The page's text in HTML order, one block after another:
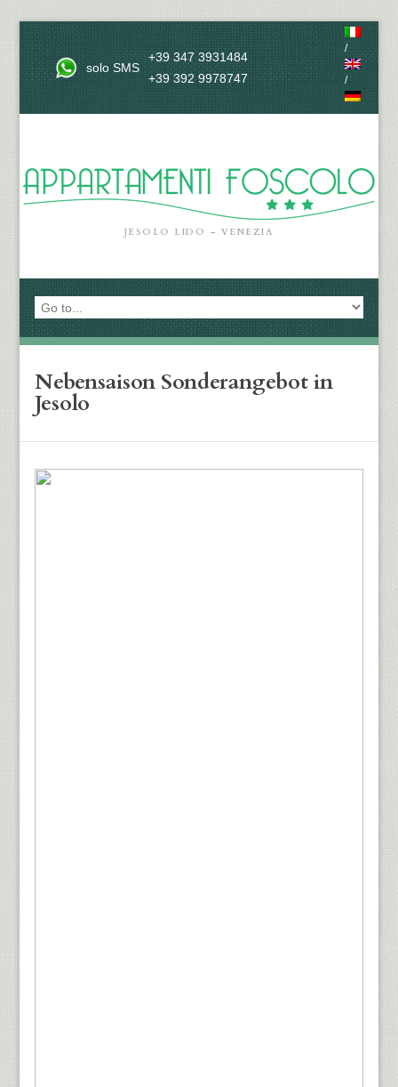
solo SMS
+39 347 3931484
+39 392 9978747
/
/
JESOLO LIDO – VENEZIA
Nebensaison Sonderangebot in
Jesolo